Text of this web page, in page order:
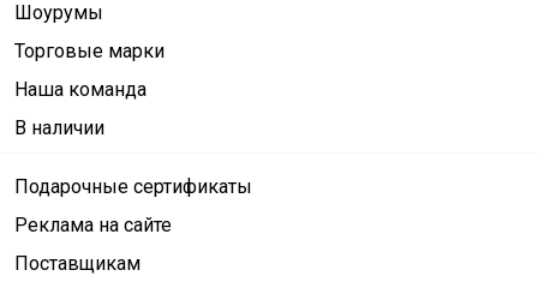
Шоурумы
Торговые марки
Наша команда
В наличии
Подарочные сертификаты
Реклама на сайте
Поставщикам